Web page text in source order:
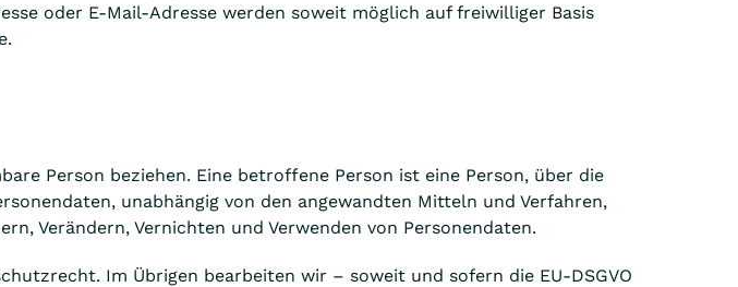
oder E-Mail-Adresse werden soweit möglich auf freiwilliger Basis
Person beziehen. Eine betroffene Person ist eine Person, über die
unabhängig von den angewandten Mitteln und Verfahren,
Verändern, Vernichten und Verwenden von Personendaten.
Im Übrigen bearbeiten wir – soweit und sofern die EU-DSGVO